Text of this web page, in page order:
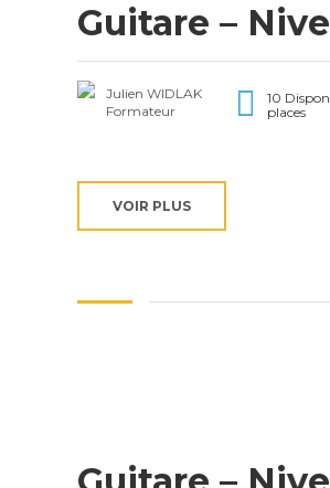
Guitare –
Julien WIDLAK
Formateur
10
places
VOIR PLUS